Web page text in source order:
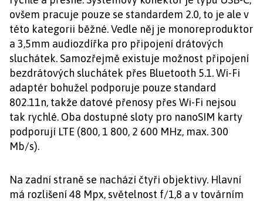
ovšem pracuje pouze se standardem 2.0, to je ale v
této kategorii běžné. Vedle něj je monoreproduktor
a 3,5mm audiozdířka pro připojení drátových
sluchátek. Samozřejmě existuje možnost připojení
bezdrátových sluchátek přes Bluetooth 5.1. Wi-Fi
adaptér bohužel podporuje pouze standard
802.11n, takže datové přenosy přes Wi-Fi nejsou
tak rychlé. Oba dostupné sloty pro nanoSIM karty
podporují LTE (800, 1 800, 2 600 MHz, max. 300
Mb/s).
Na zadní straně se nachází čtyři objektivy. Hlavní
má rozlišení 48 Mpx, světelnost f/1,8 a v továrním